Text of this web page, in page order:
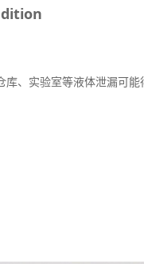
库、实验室等液体泄漏可能